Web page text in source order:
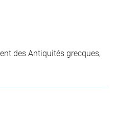
des Antiquités grecques,